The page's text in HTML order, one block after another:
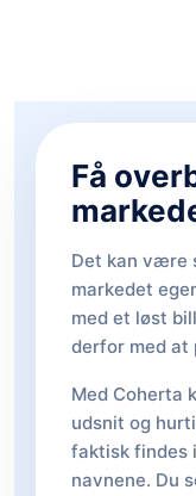
Få
Det kan være
markedet
med et løst
derfor med
Med Coherta
udsnit og
faktisk findes
navnene. Du